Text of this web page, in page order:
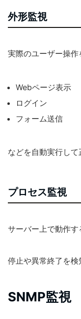
外形監視
実際のユーザー操作
Webページ表示
ログイン
フォーム送信
などを自動実行して
プロセス監視
サーバー上で動作す
停止や異常終了を検
SNMP監視